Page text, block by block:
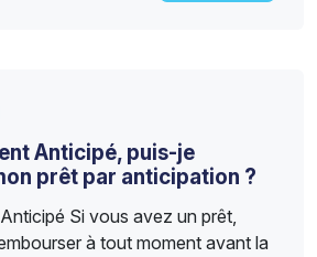
Anticipé, puis-je
prêt par anticipation ?
Si vous avez un prêt,
à tout moment avant la